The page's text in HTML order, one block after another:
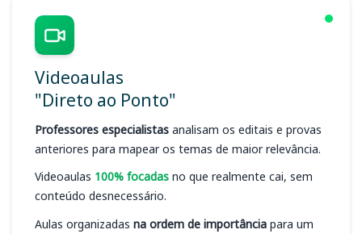
Videoaulas
"Direto ao Ponto"
Professores especialistas analisam os editais e provas
anteriores para mapear os temas de maior relevância.
Videoaulas 100% focadas no que realmente cai, sem
conteúdo desnecessário.
Aulas organizadas na ordem de importância para um